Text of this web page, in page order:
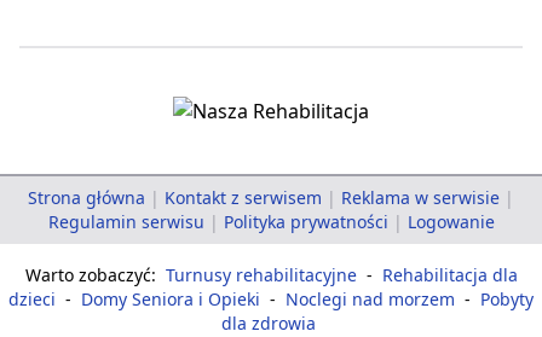
Strona główna | Kontakt z serwisem | Reklama w serwisie |
Regulamin serwisu | Polityka prywatności | Logowanie
Warto zobaczyć: Turnusy rehabilitacyjne - Rehabilitacja dla
dzieci - Domy Seniora i Opieki - Noclegi nad morzem - Pobyty
dla zdrowia